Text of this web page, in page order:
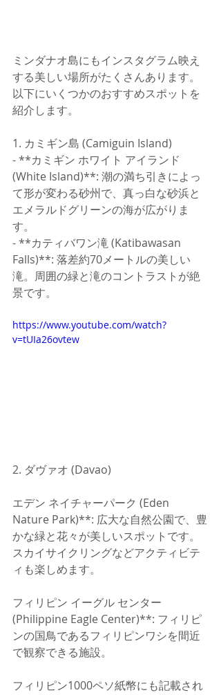
ミンダナオ島にもインスタグラム映え
する美しい場所がたくさんあります。
以下にいくつかのおすすめスポットを
紹介します。
1. カミギン島 (Camiguin Island)
- **カミギン ホワイト アイランド
(White Island)**: 潮の満ち引きによっ
て形が変わる砂州で、真っ白な砂浜と
エメラルドグリーンの海が広がりま
す。
- **カティバワン滝 (Katibawasan
Falls)**: 落差約70メートルの美しい
滝。周囲の緑と滝のコントラストが絶
景です。
https://www.youtube.com/watch?
v=tUIa26ovtew
2. ダヴァオ (Davao)
エデン ネイチャーパーク (Eden
Nature Park)**: 広大な自然公園で、豊
かな緑と花々が美しいスポットです。
スカイサイクリングなどアクティビテ
ィも楽しめます。
フィリピン イーグル センター
(Philippine Eagle Center)**: フィリピ
ンの国鳥であるフィリピンワシを間近
で観察できる施設。
フィリピン1000ペソ紙幣にも記載され